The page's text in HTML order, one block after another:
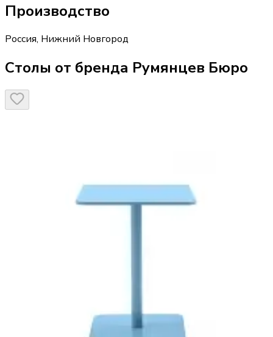
Производство
Россия, Нижний Новгород
Столы от бренда Румянцев Бюро